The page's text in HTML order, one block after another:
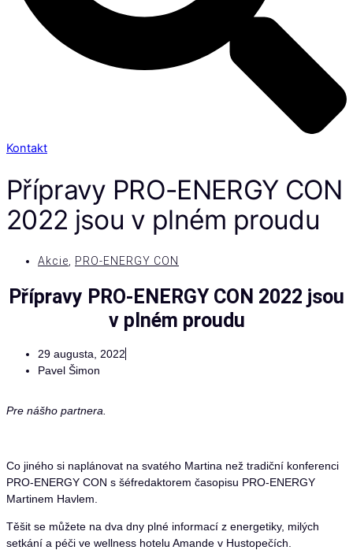
Kontakt
Přípravy PRO-ENERGY CON
2022 jsou v plném proudu
Akcie PRO-ENERGY CON
Přípravy PRO-ENERGY CON 2022 jsou
v plném proudu
29 augusta, 2022
Pavel Šimon
Pre nášho partnera.
Co jiného si naplánovat na svatého Martina než tradiční konferenci
PRO-ENERGY CON s šéfredaktorem časopisu PRO-ENERGY
Martinem Havlem.
Těšit se můžete na dva dny plné informací z energetiky, milých
setkání a péči ve wellness hotelu Amande v Hustopečích.